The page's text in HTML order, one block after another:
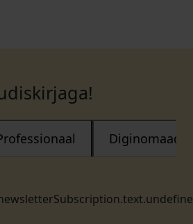
Diginomaad